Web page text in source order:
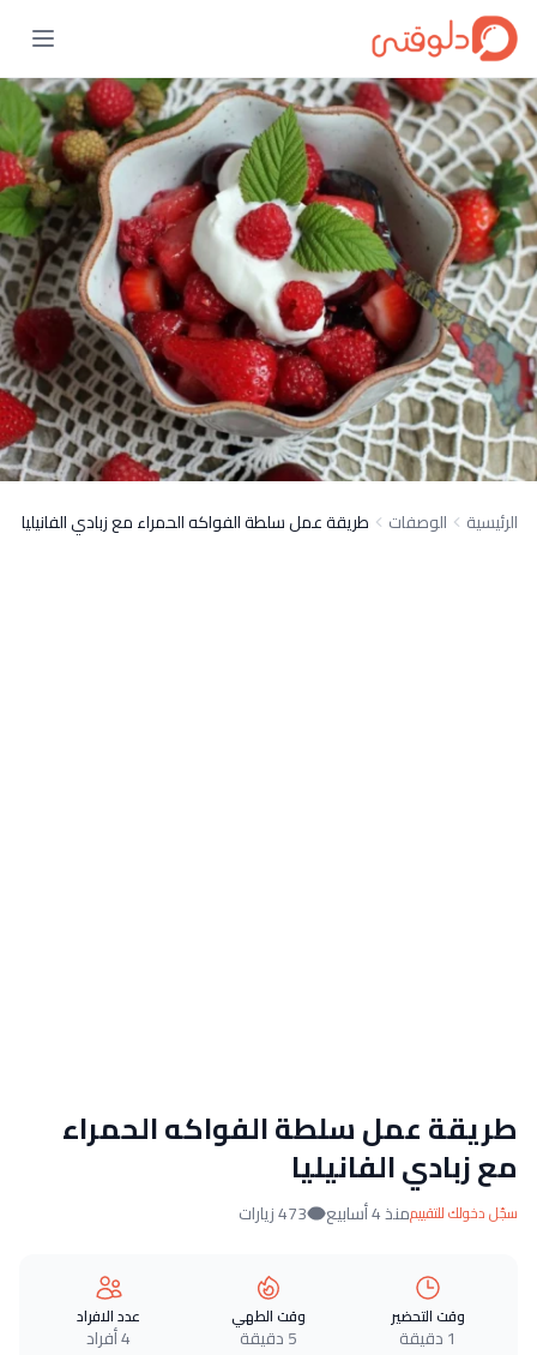
الرئيسية الوصفات طريقة عمل سلطة الفواكه الحمراء مع زبادي الفانيليا
طريقة عمل سلطة الفواكه الحمراء
مع زبادي الفانيليا
سجّل دخولك للتقييممنذ 4 أسابيع 473 زيارات
وقت التحضير
1 دقيقة
وقت الطهي
5 دقيقة
عدد الافراد
4 أفراد